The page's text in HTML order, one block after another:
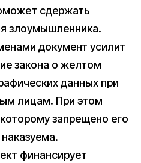
сдержать
злоумышленника.
документ усилит
закона о желтом
данных при
лицам. При этом
запрещено его
финансирует